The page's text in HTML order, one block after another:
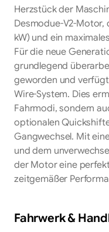
Herzstück der
Desmodue-V2-Motor,
kW) und ein
Für die neue
grundlegend
geworden und
Wire-System. Dies
Fahrmodi, sondern
optionalen
Gangwechsel. Mit
und dem
der Motor eine
zeitgemäßer
Fahrwerk &